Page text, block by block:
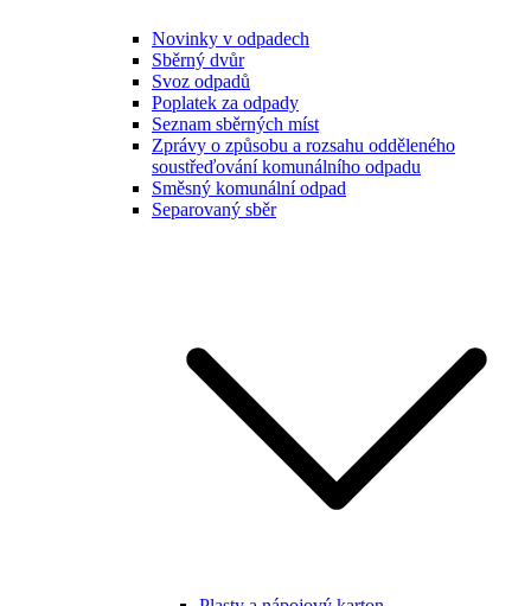
Novinky v odpadech
Sběrný dvůr
Svoz odpadů
Poplatek za odpady
Seznam sběrných míst
Zprávy o způsobu a rozsahu odděleného
soustřeďování komunálního odpadu
Směsný komunální odpad
Separovaný sběr